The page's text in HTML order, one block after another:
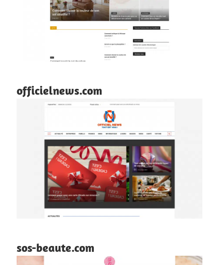
officielnews.com
sos-beaute.com